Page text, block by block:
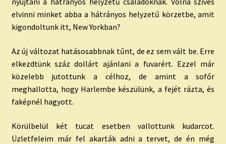
elvinni minket abba a hátrányos helyzetű körzetbe, amit
kigondoltunk itt, New Yorkban?
Az új változat hatásosabbnak tűnt, de ez sem vált be. Erre
elkezdtünk száz dollárt ajánlani a fuvarért. Ezzel már
közelebb jutottunk a célhoz, de amint a sofőr
meghallotta, hogy Harlembe készülünk, a fejét rázta, és
faképnél hagyott.
Körülbelül két tucat esetben vallottunk kudarcot.
Üzletfeleim már fel akarták adni a tervet, de én még